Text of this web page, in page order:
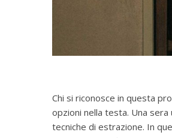
Chi si riconosce in questa
opzioni nella testa. Una sera
tecniche di estrazione. In